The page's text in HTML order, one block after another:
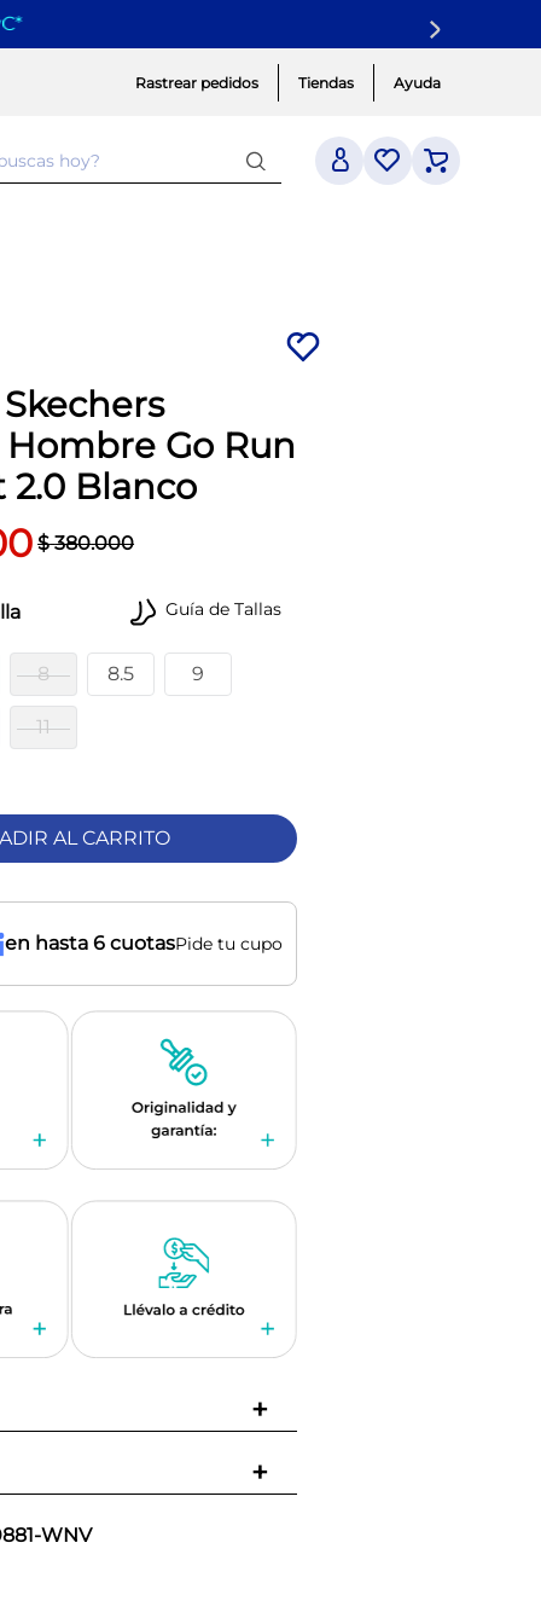
*
Rastrear pedidos Tiendas Ayuda
Go Run
2.0 Blanco
$ 380.000
Guía de Tallas
11
8 8.5 9
AL CARRITO
en hasta 6 cuotasPide tu cupo
+
+
WNV